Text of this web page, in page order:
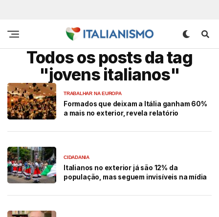
Todos os posts da tag
"jovens italianos"
TRABALHAR NA EUROPA
Formados que deixam a Itália ganham 60%
a mais no exterior, revela relatório
CIDADANIA
Italianos no exterior já são 12% da
população, mas seguem invisíveis na mídia